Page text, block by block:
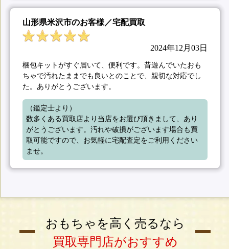
山形県米沢市のお客様／宅配買取
2024年12月03日
梱包キットがすぐ届いて、便利です。昔遊んでいたおも
ちゃで汚れたままでも良いとのことで、親切な対応でし
た。ありがとうございます。
（鑑定士より）
数多くある買取店より当店をお選び頂きまして、あり
がとうございます。汚れや破損がございます場合も買
取可能ですので、お気軽に宅配査定をご利用ください
ませ。
おもちゃを高く売るなら
買取専門店がおすすめ